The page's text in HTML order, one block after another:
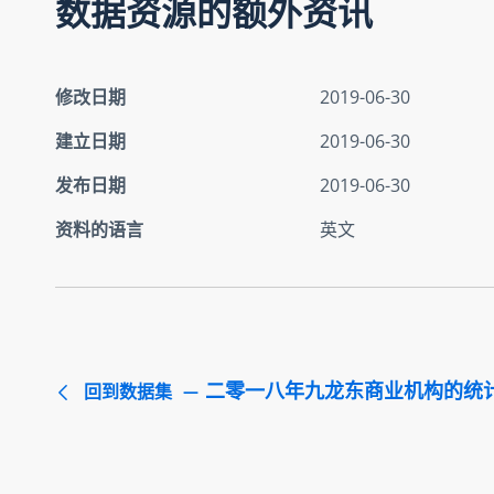
数据资源的额外资讯
修改日期
2019-06-30
建立日期
2019-06-30
发布日期
2019-06-30
资料的语言
英文
回到数据集 二零一八年九龙东商业机构的统